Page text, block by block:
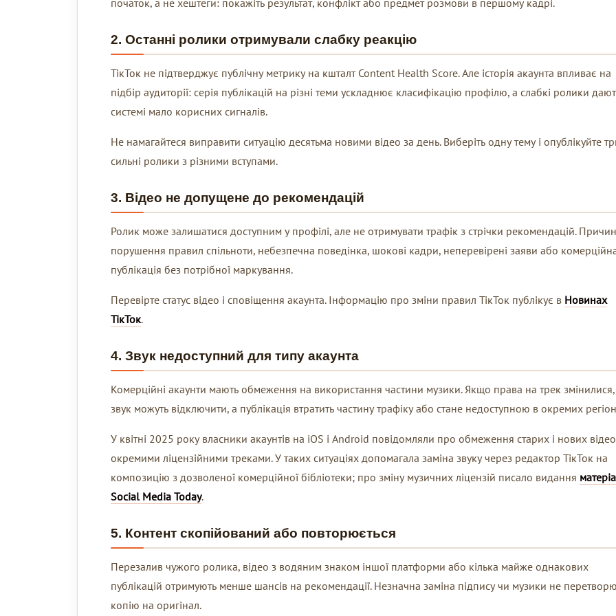
початок, а не хештеги: покажіть результат, конфлікт або предмет розмови в першому кадрі.
2. Останні ролики отримували слабку реакцію
ТікТок не підтверджує публічну метрику на кшталт Content Health Score. Але історія акаунта впливає на
підбір аудиторії: серія публікацій на різні теми ускладнює класифікацію профілю, а слабкі ролики
системі мало корисних сигналів.
Не намагайтеся виправити ситуацію десятьма новими відео за день. Виберіть одну тему і опублікуйте
сильні ролики з різними вступами.
3. Відео не допущене до рекомендацій
Ролик може залишатися доступним у профілі, але не отримувати трафік з стрічки рекомендацій.
порушення правил спільноти, небезпечна поведінка, шокові кадри, неперевірені заяви або
публікація без потрібної маркування.
Перевірте статус відео і сповіщення акаунта. Інформацію про зміни правил ТікТок публікує в Новинах
ТікТок.
4. Звук недоступний для типу акаунта
Комерційні акаунти мають обмеження на використання частини музики. Якщо права на трек змінилися,
звук можуть відключити, а публікація втратить частину трафіку або стане недоступною в окремих
У квітні 2025 року власники акаунтів на iOS і Android повідомляли про обмеження старих і нових
окремими ліцензійними треками. У таких ситуаціях допомагала заміна звуку через редактор ТікТок на
композицію з дозволеної комерційної бібліотеки; про зміну музичних ліцензій писало видання
Social Media Today.
5. Контент скопійований або повторюється
Перезалив чужого ролика, відео з водяним знаком іншої платформи або кілька майже однакових
публікацій отримують менше шансів на рекомендації. Незначна заміна підпису чи музики не
копію на оригінал.